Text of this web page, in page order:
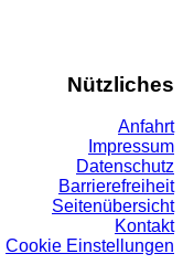
Nützliches
Anfahrt
Impressum
Datenschutz
Barrierefreiheit
Seitenübersicht
Kontakt
Cookie Einstellungen